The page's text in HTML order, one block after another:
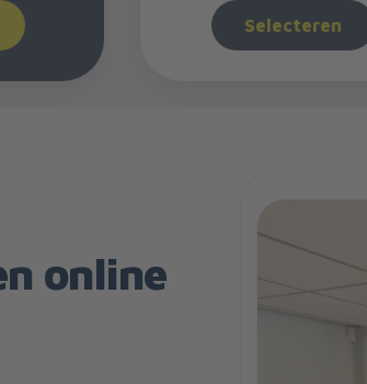
Selecteren
online